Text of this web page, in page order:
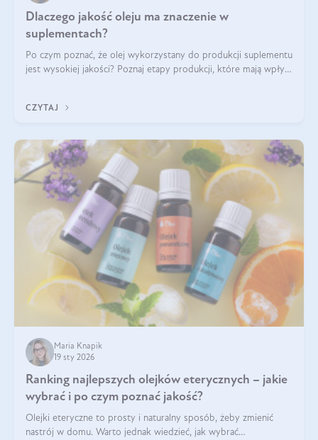
Dlaczego jakość oleju ma znaczenie w
suplementach?
Po czym poznać, że olej wykorzystany do produkcji suplementu
jest wysokiej jakości? Poznaj etapy produkcji, które mają wpływ
CZYTAJ
Maria Knapik
19 sty 2026
Ranking najlepszych olejków eterycznych – jakie
wybrać i po czym poznać jakość?
Olejki eteryczne to prosty i naturalny sposób, żeby zmienić
nastrój w domu. Warto jednak wiedzieć, jak wybrać